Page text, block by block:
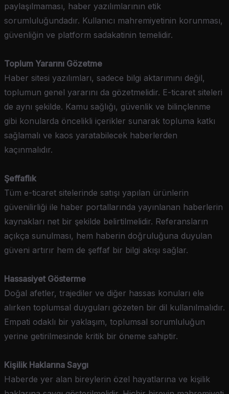
paylaşılmaması, haber yazılımlarının etik
sorumluluğundadır. Kullanıcı mahremiyetinin korunması,
güvenliğin ve platform sadakatinin temelidir.
Toplum Yararını Gözetme
Haber sitesi yazılımları, sadece bilgi aktarımını değil,
toplumun genel yararını da gözetmelidir. E-ticaret siteleri
de aynı şekilde. Kamu sağlığı, güvenlik ve bilinçlenme
gibi konularda öncelikli içerikler sunarak topluma katkı
sağlamalı ve kaos yaratabilecek haberlerden
kaçınmalıdır.
Şeffaflık
Tüm e-ticaret sitelerinde satışı yapılan ürünlerin
güvenilirliği ile haber portallarında yayınlanan haberlerin
kaynakları net bir şekilde belirtilmelidir. Referansların
açıkça sunulması, hem haberin doğruluğuna duyulan
güveni artırır hem de şeffaf bir bilgi akışı sağlar.
Hassasiyet Gösterme
Doğal afetler, trajediler ve diğer hassas konuları ele
alırken toplumsal duyguları gözeten bir dil kullanılmalıdır.
Empati odaklı bir yaklaşım, toplumsal sorumluluğun
yerine getirilmesinde kritik bir öneme sahiptir.
Kişilik Haklarına Saygı
Haberde yer alan bireylerin özel hayatlarına ve kişilik